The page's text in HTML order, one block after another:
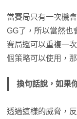
當賽局只有一次機
GG了，所以當然也
賽局還可以重複一
個策略可以使用，
換句話說，如果
透過這樣的威脅，